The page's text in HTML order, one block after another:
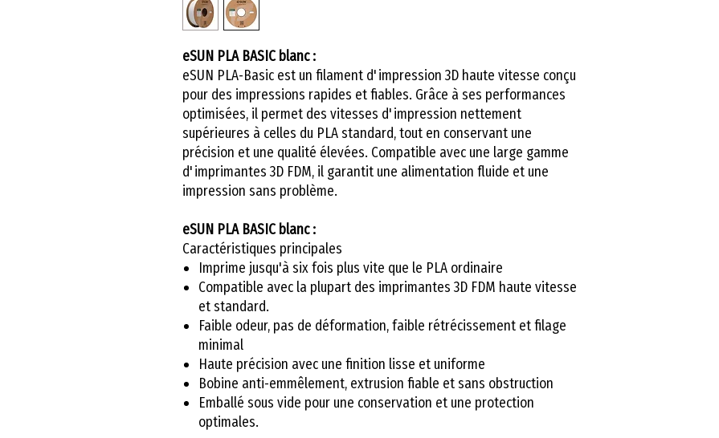
eSUN PLA BASIC blanc :
eSUN PLA-Basic est un filament d'impression 3D haute vitesse conçu
pour des impressions rapides et fiables. Grâce à ses performances
optimisées, il permet des vitesses d'impression nettement
supérieures à celles du PLA standard, tout en conservant une
précision et une qualité élevées. Compatible avec une large gamme
d'imprimantes 3D FDM, il garantit une alimentation fluide et une
impression sans problème.
eSUN PLA BASIC blanc :
Caractéristiques principales
Imprime jusqu'à six fois plus vite que le PLA ordinaire
Compatible avec la plupart des imprimantes 3D FDM haute vitesse
et standard.
Faible odeur, pas de déformation, faible rétrécissement et filage
minimal
Haute précision avec une finition lisse et uniforme
Bobine anti-emmêlement, extrusion fiable et sans obstruction
Emballé sous vide pour une conservation et une protection
optimales.